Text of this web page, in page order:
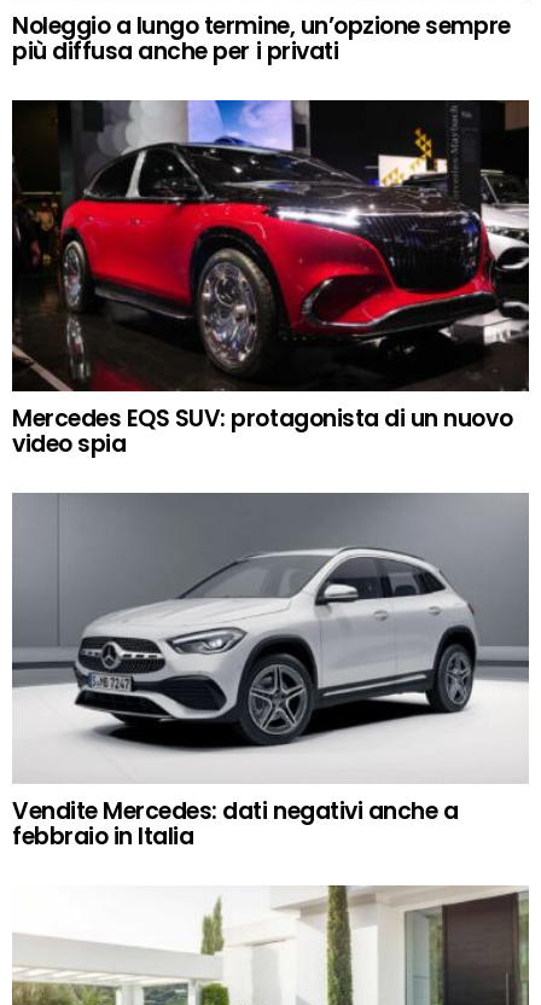
Noleggio a lungo termine, un’opzione sempre
più diffusa anche per i privati
Mercedes EQS SUV: protagonista di un nuovo
video spia
Vendite Mercedes: dati negativi anche a
febbraio in Italia